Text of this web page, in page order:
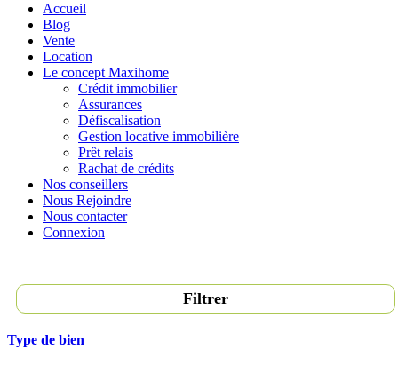
Accueil
Blog
Vente
Location
Le concept Maxihome
Crédit immobilier
Assurances
Défiscalisation
Gestion locative immobilière
Prêt relais
Rachat de crédits
Nos conseillers
Nous Rejoindre
Nous contacter
Connexion
Filtrer
Type de bien